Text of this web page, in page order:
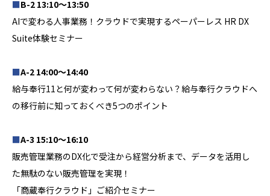
■B-2 13:10～13:50
AIで変わる人事業務！クラウドで実現するペーパーレス HR DX
Suite体験セミナー
■A-2 14:00～14:40
給与奉行11と何が変わって何が変わらない？給与奉行クラウドへ
の移行前に知っておくべき5つのポイント
■A-3 15:10～16:10
販売管理業務のDX化で受注から経営分析まで、データを活用し
た無駄のない販売管理を実現！
「商蔵奉行クラウド」ご紹介セミナー